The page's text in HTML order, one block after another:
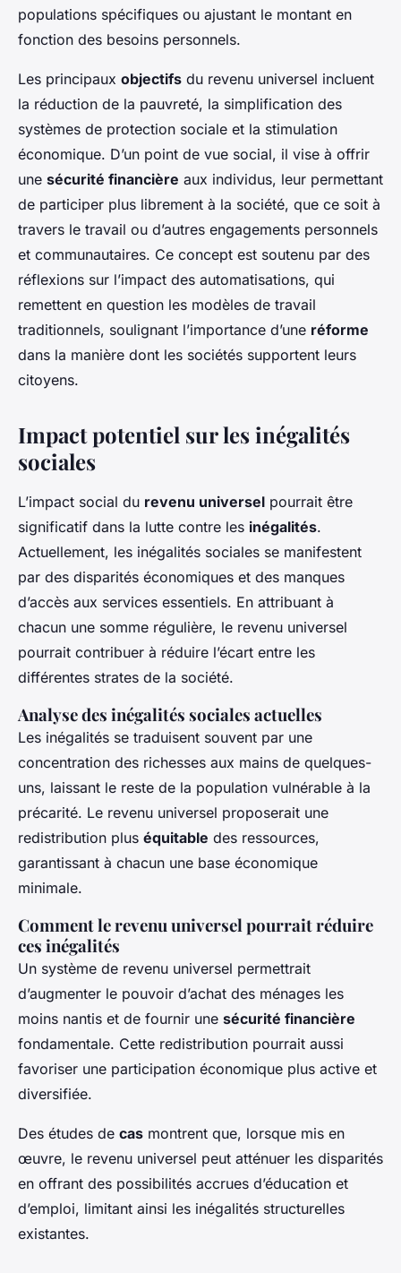
populations spécifiques ou ajustant le montant en
fonction des besoins personnels.
Les principaux objectifs du revenu universel incluent
la réduction de la pauvreté, la simplification des
systèmes de protection sociale et la stimulation
économique. D’un point de vue social, il vise à offrir
une sécurité financière aux individus, leur permettant
de participer plus librement à la société, que ce soit à
travers le travail ou d’autres engagements personnels
et communautaires. Ce concept est soutenu par des
réflexions sur l’impact des automatisations, qui
remettent en question les modèles de travail
traditionnels, soulignant l’importance d’une réforme
dans la manière dont les sociétés supportent leurs
citoyens.
Impact potentiel sur les inégalités
sociales
L’impact social du revenu universel pourrait être
significatif dans la lutte contre les inégalités.
Actuellement, les inégalités sociales se manifestent
par des disparités économiques et des manques
d’accès aux services essentiels. En attribuant à
chacun une somme régulière, le revenu universel
pourrait contribuer à réduire l’écart entre les
différentes strates de la société.
Analyse des inégalités sociales actuelles
Les inégalités se traduisent souvent par une
concentration des richesses aux mains de quelques-
uns, laissant le reste de la population vulnérable à la
précarité. Le revenu universel proposerait une
redistribution plus équitable des ressources,
garantissant à chacun une base économique
minimale.
Comment le revenu universel pourrait réduire
ces inégalités
Un système de revenu universel permettrait
d’augmenter le pouvoir d’achat des ménages les
moins nantis et de fournir une sécurité financière
fondamentale. Cette redistribution pourrait aussi
favoriser une participation économique plus active et
diversifiée.
Des études de cas montrent que, lorsque mis en
œuvre, le revenu universel peut atténuer les disparités
en offrant des possibilités accrues d’éducation et
d’emploi, limitant ainsi les inégalités structurelles
existantes.